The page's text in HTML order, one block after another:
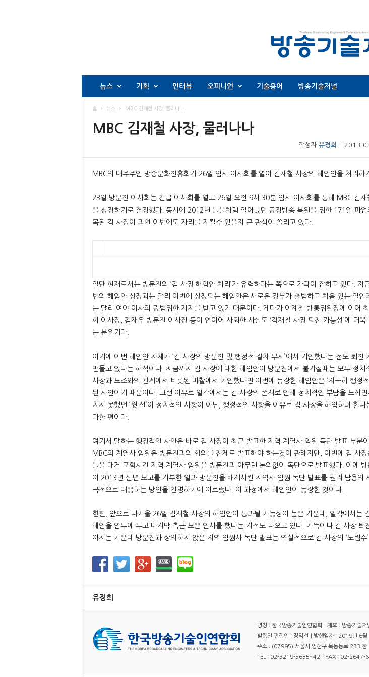
뉴스 기획 인터뷰 오피니언 기술용어 방송기술저널
홈 뉴스 MBC 김재철 사장, 물러나나
MBC 김재철 사장, 물러나나
작성자 유정희 - 2013-
MBC의 대주주인 방송문화진흥회가 26일 임시 이사회를 열어 김재철 사장의 해임안을 처리하
23일 방문진 이사회는 긴급 이사회를 열고 26일 오전 9시 30분 임시 이사회를 통해 MBC 김재
을 상정하기로 결정했다. 동시에 2012년 들불처럼 일어났던 공정방송 복원을 위한 171일 파업
목된 김 사장이 과연 이번에도 자리를 지킬수 있을지 큰 관심이 쏠리고 있다.
일단 현재로서는 방문진의 ‘김 사장 해임안 처리’가 유력하다는 쪽으로 가닥이 잡히고 있다. 지
번의 해임안 상정과는 달리 이번에 상정되는 해임안은 새로운 정부가 출범하고 처음 있는 일인
는 달리 여야 이사의 광범위한 지지를 받고 있기 때문이다. 게다가 이계철 방통위원장에 이어
회 이사장, 김재우 방문진 이사장 등이 연이어 사퇴한 사실도 ‘김재철 사장 퇴진 가능성’에 더욱
는 분위기다.
여기에 이번 해임안 자체가 ‘김 사장의 방문진 및 행정적 절차 무시’에서 기인했다는 점도 퇴진
만들고 있다는 해석이다. 지금까지 김 사장에 대한 해임안이 방문진에서 불거질때는 모두 정치
사장과 노조와의 관계에서 비롯된 마찰에서 기인했다면 이번에 등장한 해임안은 ‘지극히 행정
된 사안이기 때문이다. 그런 이유로 일각에서는 김 사장의 존재로 인해 정치적인 부담을 느끼
치지 못했던 ‘윗 선’이 정치적인 사항이 아닌, 행정적인 사항을 이유로 김 사장을 해임하려 한다
다한 편이다.
여기서 말하는 행정적인 사안은 바로 김 사장이 최근 발표한 지역 계열사 임원 독단 발표 부분
MBC의 계열사 임원은 방문진과의 협의를 전제로 발표해야 하는것이 관례지만, 이번에 김 사
들을 대거 포함시킨 지역 계열사 임원을 방문진과 아무런 논의없이 독단으로 발표했다. 이에
이 2013년 신년 보고를 거부한 일과 방문진을 배제시킨 지역사 임원 독단 발표를 권리 남용의
극적으로 대응하는 방안을 천명하기에 이르렀다. 이 과정에서 해임안이 등장한 것이다.
한편, 앞으로 다가올 26일 김재철 사장의 해임안이 통과될 가능성이 높은 가운데, 일각에서는
해임을 염두에 두고 마지막 측근 보은 인사를 했다는 지적도 나오고 있다. 가뜩이나 김 사장 퇴
아지는 가운데 방문진과 상의하지 않은 지역 임원사 독단 발표는 역설적으로 김 사장의 ‘노림수
유정희
명칭 : 한국방송기술인연합회｜제호 : 방송기
발행인·편집인 : 장익선｜발행일자 : 2019년 6
주소 : (07995) 서울시 양천구 목동동로 233 한
TEL : 02-3219-5635~42｜FAX : 02-2647-